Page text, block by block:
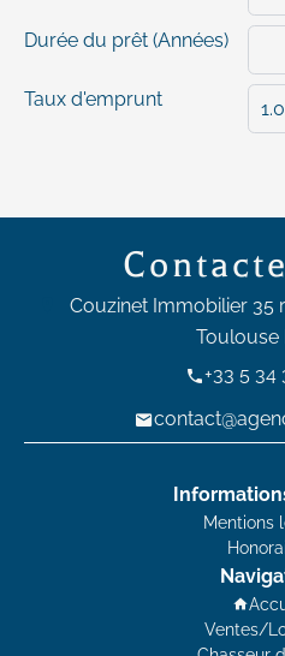
Durée du prêt (Années)
Taux d'emprunt
Couzinet Immobilier35
Toulouse
+33 5 34
Mentions
Ventes/